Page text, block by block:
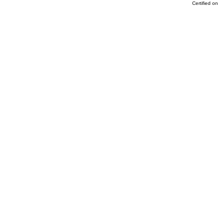
Certified on